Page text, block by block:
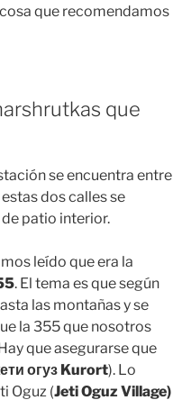
que recomendamos
que
se encuentra entre
dos calles se
patio interior.
leído que era la
. El tema es que según
las montañas y se
la 355 que nosotros
que asegurarse que
огуз Kurort). Lo
Oguz (Jeti Oguz Village)